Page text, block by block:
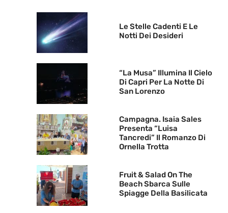
Le Stelle Cadenti E Le
Notti Dei Desideri
“La Musa” Illumina Il Cielo
Di Capri Per La Notte Di
San Lorenzo
Campagna. Isaia Sales
Presenta “Luisa
Tancredi” Il Romanzo Di
Ornella Trotta
Fruit & Salad On The
Beach Sbarca Sulle
Spiagge Della Basilicata